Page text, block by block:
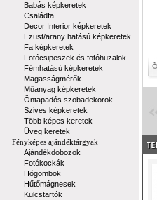
Babás képkeretek
Családfa
Decor Interior képkeretek
Ezüst/arany hatású képkeretek
Fa képkeretek
Fotócsipeszek és fotóhuzalok
Fémhatású képkeretek
Magasságmérők
Műanyag képkeretek
Öntapadós szobadekorok
Szives képkeretek
Több képes keretek
Üveg keretek
Fényképes ajándéktárgyak
Ajándékdobozok
Fotókockák
Hógömbök
Hűtőmágnesek
Kulcstartók